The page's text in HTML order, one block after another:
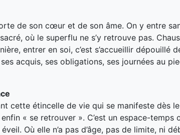
de son cœur et de son âme. On y entre
où le superflu ne s’y retrouve pas.
entrer en soi, c’est s’accueillir
acquis, ses obligations, ses journées au
cette étincelle de vie qui se manifeste dès
« se retrouver ». C’est un espace-temps
Où elle n’a pas d’âge, pas de limite, ni